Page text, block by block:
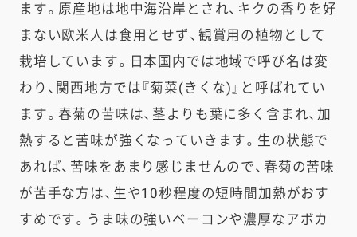
ます。原産地は地中海沿岸とされ、キクの香りを好
まない欧米人は食用とせず、観賞用の植物として
栽培しています。日本国内では地域で呼び名は変
わり、関西地方では『菊菜(きくな)』と呼ばれてい
ます。春菊の苦味は、茎よりも葉に多く含まれ、加
熱すると苦味が強くなっていきます。生の状態で
あれば、苦味をあまり感じませんので、春菊の苦味
が苦手な方は、生や10秒程度の短時間加熱がおす
すめです。うま味の強いベーコンや濃厚なアボカ